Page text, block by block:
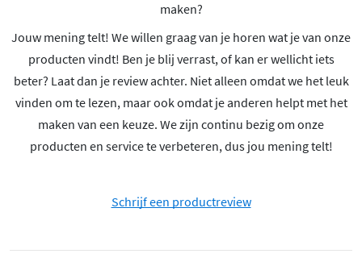
maken?
Jouw mening telt! We willen graag van je horen wat je van onze
producten vindt! Ben je blij verrast, of kan er wellicht iets
beter? Laat dan je review achter. Niet alleen omdat we het leuk
vinden om te lezen, maar ook omdat je anderen helpt met het
maken van een keuze. We zijn continu bezig om onze
producten en service te verbeteren, dus jou mening telt!
Schrijf een productreview